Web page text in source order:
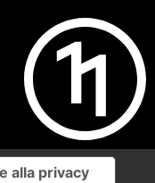
alla privacy